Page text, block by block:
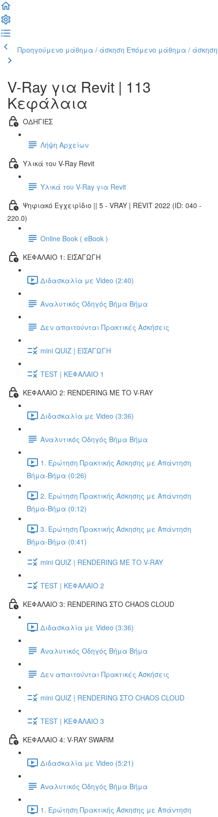
Προηγούμενο μάθημα / άσκηση Επόμενο μάθημα / άσκηση
V-Ray για Revit | 113
Κεφάλαια
ΟΔΗΓΙΕΣ
Λήψη Αρχείων
Υλικά του V-Ray Revit
Υλικά του V-Ray για Revit
Ψηφιακό Εγχειρίδιο || 5 - VRAY | REVIT 2022 (ID: 040 -
220.0)
Online Book ( eBook )
ΚΕΦΑΛΑΙΟ 1: ΕΙΣΑΓΩΓΗ
Διδασκαλία με Video (2:40)
Αναλυτικός Οδηγός Βήμα Βήμα
Δεν απαιτούνται Πρακτικές Ασκήσεις
mini QUIZ | ΕΙΣΑΓΩΓΗ
TEST | ΚΕΦΑΛΑΙΟ 1
ΚΕΦΑΛΑΙΟ 2: RENDERING ΜΕ ΤΟ V-RAY
Διδασκαλία με Video (3:36)
Αναλυτικός Οδηγός Βήμα Βήμα
1. Ερώτηση Πρακτικής Άσκησης με Απάντηση
Βήμα-Βήμα (0:26)
2. Ερώτηση Πρακτικής Άσκησης με Απάντηση
Βήμα-Βήμα (0:12)
3. Ερώτηση Πρακτικής Άσκησης με Απάντηση
Βήμα-Βήμα (0:41)
mini QUIZ | RENDERING ΜΕ ΤΟ V-RAY
TEST | ΚΕΦΑΛΑΙΟ 2
ΚΕΦΑΛΑΙΟ 3: RENDERING ΣΤΟ CHAOS CLOUD
Διδασκαλία με Video (3:36)
Αναλυτικός Οδηγός Βήμα Βήμα
Δεν απαιτούνται Πρακτικές Ασκήσεις
mini QUIZ | RENDERING ΣΤΟ CHAOS CLOUD
TEST | ΚΕΦΑΛΑΙΟ 3
ΚΕΦΑΛΑΙΟ 4: V-RAY SWARM
Διδασκαλία με Video (5:21)
Αναλυτικός Οδηγός Βήμα Βήμα
1. Ερώτηση Πρακτικής Άσκησης με Απάντηση